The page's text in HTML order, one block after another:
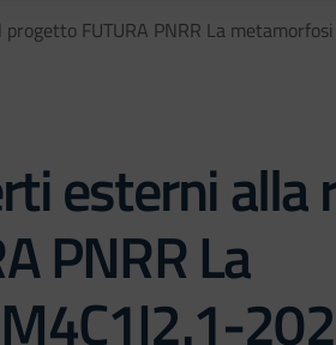
FUTURA PNRR La
esterni alla
PNRR La